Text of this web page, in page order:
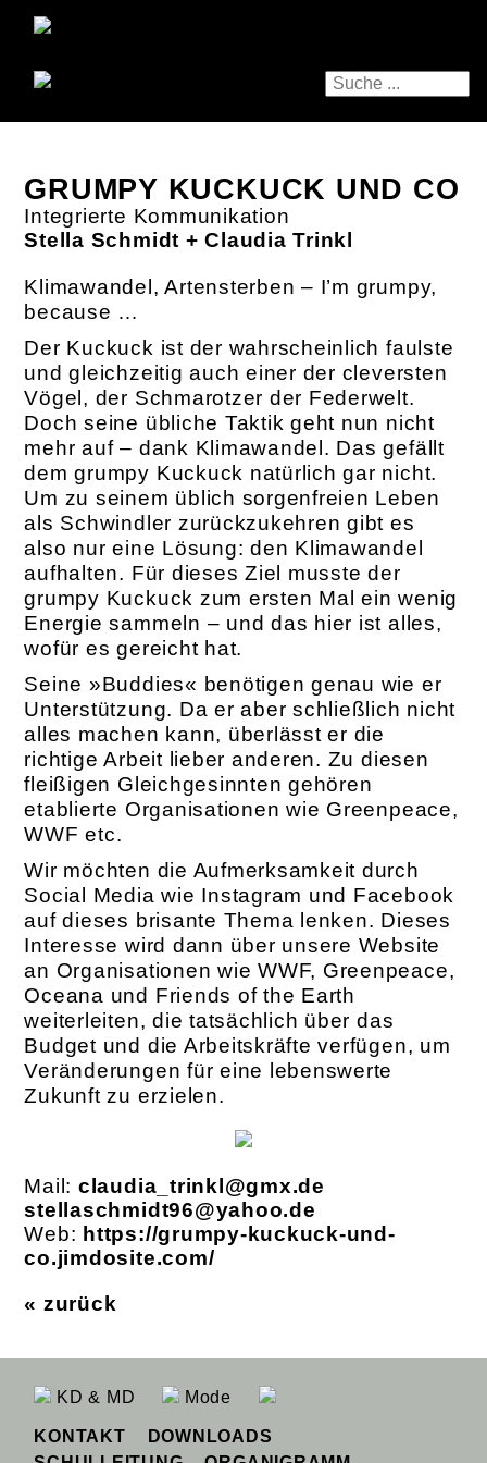
GRUMPY KUCKUCK UND CO
Integrierte Kommunikation
Stella Schmidt + Claudia Trinkl
Klimawandel, Artensterben – I’m grumpy,
because …
Der Kuckuck ist der wahrscheinlich faulste
und gleichzeitig auch einer der cleversten
Vögel, der Schmarotzer der Federwelt.
Doch seine übliche Taktik geht nun nicht
mehr auf – dank Klimawandel. Das gefällt
dem grumpy Kuckuck natürlich gar nicht.
Um zu seinem üblich sorgenfreien Leben
als Schwindler zurückzukehren gibt es
also nur eine Lösung: den Klimawandel
aufhalten. Für dieses Ziel musste der
grumpy Kuckuck zum ersten Mal ein wenig
Energie sammeln – und das hier ist alles,
wofür es gereicht hat.
Seine »Buddies« benötigen genau wie er
Unterstützung. Da er aber schließlich nicht
alles machen kann, überlässt er die
richtige Arbeit lieber anderen. Zu diesen
fleißigen Gleichgesinnten gehören
etablierte Organisationen wie Greenpeace,
WWF etc.
Wir möchten die Aufmerksamkeit durch
Social Media wie Instagram und Facebook
auf dieses brisante Thema lenken. Dieses
Interesse wird dann über unsere Website
an Organisationen wie WWF, Greenpeace,
Oceana und Friends of the Earth
weiterleiten, die tatsächlich über das
Budget und die Arbeitskräfte verfügen, um
Veränderungen für eine lebenswerte
Zukunft zu erzielen.
Mail: claudia_trinkl@gmx.de
stellaschmidt96@yahoo.de
Web: https://grumpy-kuckuck-und-
co.jimdosite.com/
« zurück
KD & MD Mode
KONTAKT
DOWNLOADS